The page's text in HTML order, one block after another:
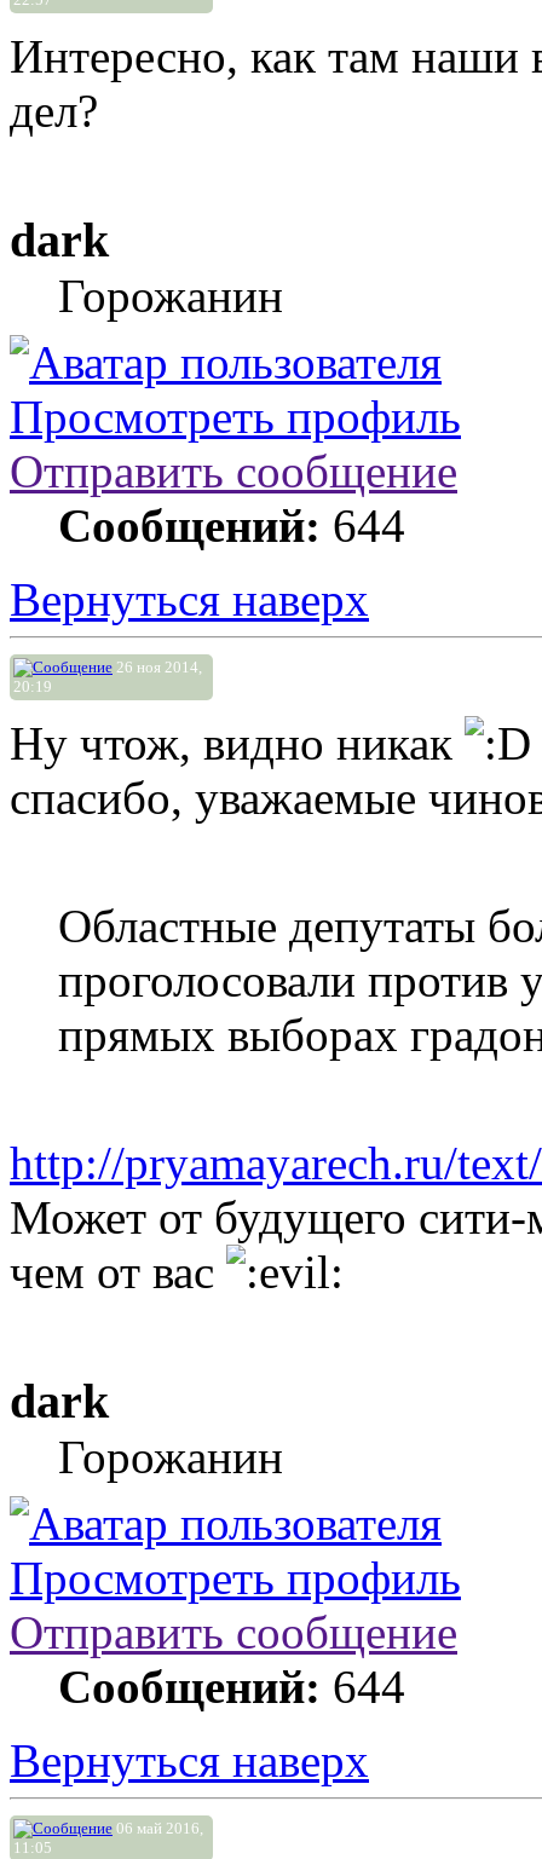
Интересно, как там наши
дел?
dark
Горожанин
Просмотреть профиль
Отправить сообщение
Сообщений: 644
Вернуться наверх
26 ноя 2014,
20:19
Ну чтож, видно никак
спасибо, уважаемые
Областные депутаты
проголосовали против
прямых выборах
http://pryamayarech.ru/
Может от будущего сити-
чем от вас
dark
Горожанин
Просмотреть профиль
Отправить сообщение
Сообщений: 644
Вернуться наверх
06 май 2016,
11:05